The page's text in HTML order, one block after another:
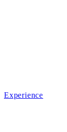
Experience